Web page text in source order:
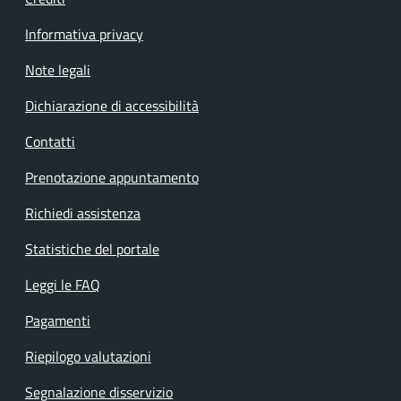
Informativa privacy
Note legali
Dichiarazione di accessibilità
Contatti
Prenotazione appuntamento
Richiedi assistenza
Statistiche del portale
Leggi le FAQ
Pagamenti
Riepilogo valutazioni
Segnalazione disservizio